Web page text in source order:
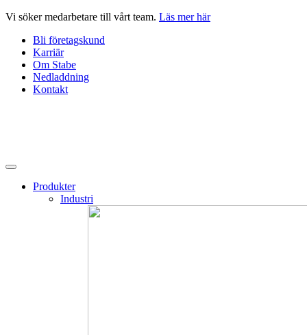
Hoppa
innehåll
Vi söker medarbetare till vårt team. Läs mer här
Bli företagskund
Karriär
Om Stabe
Nedladdning
Kontakt
Produkter
Industri